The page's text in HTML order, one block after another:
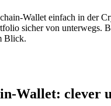
Wallet einfach in der
sicher von unterwegs.
Blick.
Wallet: clever